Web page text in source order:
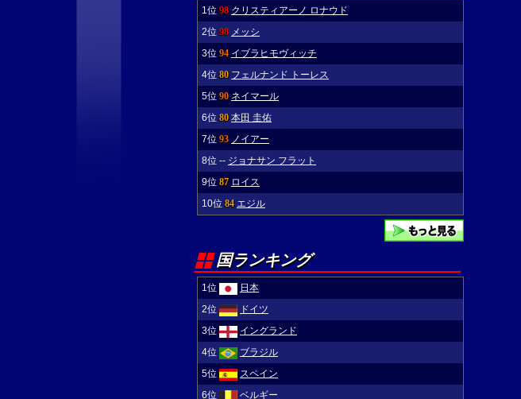
1位98 クリスティアーノ ロナウド
2位98 メッシ
3位94 イブラヒモヴィッチ
4位80 フェルナンド トーレス
5位90 ネイマール
6位80 本田 圭佑
7位93 ノイアー
8位 -- ジョナサン フラット
9位87 ロイス
10位84 エジル
国ランキング
1位
日本
2位
ドイツ
3位
イングランド
4位
ブラジル
5位
スペイン
6位
ベルギー